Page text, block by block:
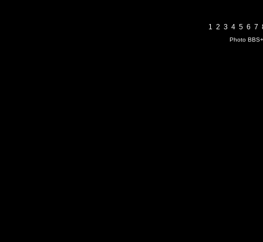
1 2 3 4 5 6 7
Photo BBS+